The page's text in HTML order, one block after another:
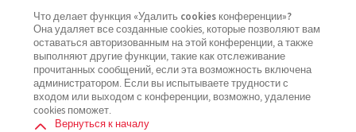
Что делает функция «Удалить cookies конференции»?
Она удаляет все созданные cookies, которые позволяют вам
оставаться авторизованным на этой конференции, а также
выполняют другие функции, такие как отслеживание
прочитанных сообщений, если эта возможность включена
администратором. Если вы испытываете трудности с
входом или выходом с конференции, возможно, удаление
cookies поможет.
Вернуться к началу